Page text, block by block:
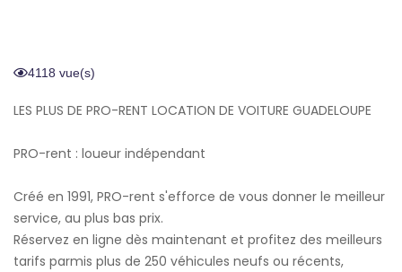
4118 vue(s)
LES PLUS DE PRO-RENT LOCATION DE VOITURE GUADELOUPE
PRO-rent : loueur indépendant
Créé en 1991, PRO-rent s'efforce de vous donner le meilleur
service, au plus bas prix.
Réservez en ligne dès maintenant et profitez des meilleurs
tarifs parmis plus de 250 véhicules neufs ou récents,